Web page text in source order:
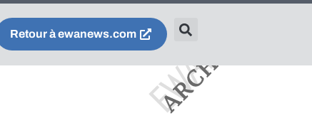
Retour à ewanews.com